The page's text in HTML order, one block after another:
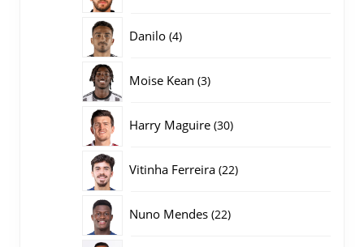
Danilo 44
Moise Kean 33
Harry Maguire 3030
Vitinha Ferreira 2222
Nuno Mendes 2222